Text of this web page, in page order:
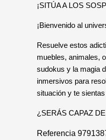
¡SITÚA A LOS
¡Bienvenido al
Resuelve estos
muebles, animales,
sudokus y la magia
inmersivos para
situación y te
¿SERÁS CAPAZ
Referencia